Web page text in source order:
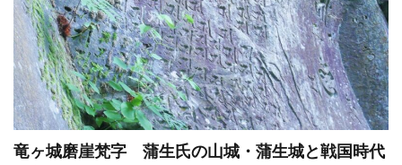
竜ヶ城磨崖梵字 蒲生氏の山城・蒲生城と戦国時代